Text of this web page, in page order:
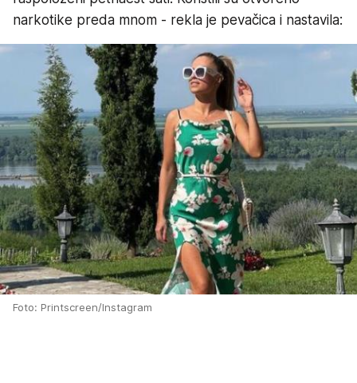
narkotike preda mnom - rekla je pevačica i nastavila:
Foto: Printscreen/Instagram